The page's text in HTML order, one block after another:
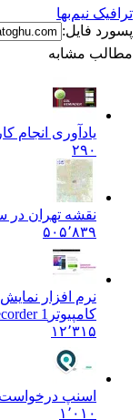
نیم‌بها
فایل:
مشابه
یادآوری انجام کارها COL آندروید
نقشه تهران در سال 92 کیفیت بالا
۵۰۵٬۸۳۹
نرم افزار نمایش و
کامپیوترRecorder 1.
۱۲٬۳۱۵
اسنپ درخواست تاکسی